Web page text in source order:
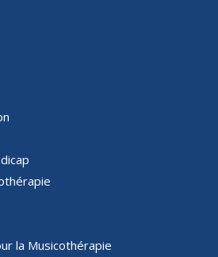
la Musicothérapie